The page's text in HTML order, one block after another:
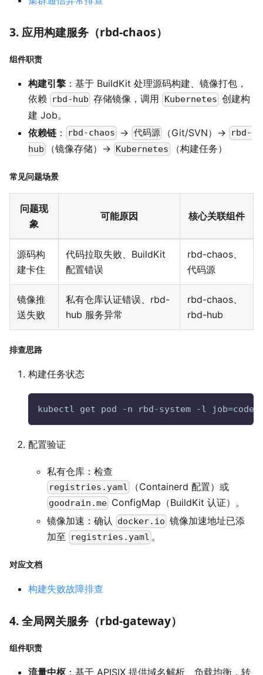
3. 应用构建服务（rbd-chaos）
组件职责
构建引擎 ：基于 BuildKit 处理源码构建、镜像打包，
依赖
rbd-hub 存储镜像，调用 Kubernetes 创建构
建 Job。
依赖链 ： rbd-chaos → 代码源 （Git/SVN）→
rbd-
hub
（镜像存储）→ Kubernetes （构建任务）
常见问题场景
问题现
象
可能原因 核心关联组件
源码构
建卡住
代码拉取失败、BuildKit
配置错误
rbd-chaos、
代码源
镜像推
送失败
私有仓库认证错误、rbd-
hub 服务异常
rbd-chaos、
rbd-hub
排查思路
构建任务状态
kubectl get pod -n rbd-system -l job=
配置验证
私有仓库：检查
registries.yaml （Containerd 配置）或
goodrain.me ConfigMap（BuildKit 认证）。
镜像加速：确认
docker.io 镜像加速地址已添
加至
registries.yaml 。
对应文档
构建失败故障排查
4. 全局网关服务（rbd-gateway）
组件职责
流量中枢 ：基于 APISIX 提供域名解析、负载均衡，转